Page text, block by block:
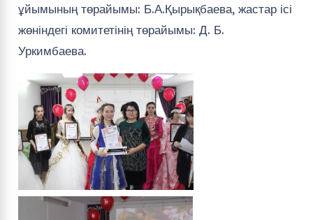
ұйымының төрайымы: Б.А.Қырықбаева, жастар ісі
жөніндегі комитетінің төрайымы: Д. Б.
Уркимбаева.